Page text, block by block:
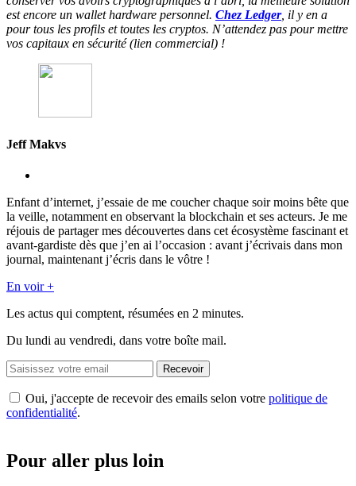
est encore un wallet hardware personnel. Chez Ledger, il y en a
pour tous les profils et toutes les cryptos. N’attendez pas pour mettre
vos capitaux en sécurité (lien commercial) !
Jeff Makvs
Enfant d’internet, j’essaie de me coucher chaque soir moins bête que
la veille, notamment en observant la blockchain et ses acteurs. Je me
réjouis de partager mes découvertes dans cet écosystème fascinant et
avant-gardiste dès que j’en ai l’occasion : avant j’écrivais dans mon
journal, maintenant j’écris dans le vôtre !
En voir +
Les actus qui comptent, résumées en 2 minutes.
Du lundi au vendredi, dans votre boîte mail.
Recevoir
Oui, j'accepte de recevoir des emails selon votre politique de
confidentialité.
Pour aller plus loin